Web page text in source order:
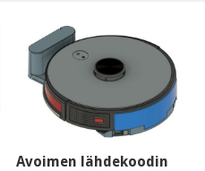
Avoimen lähdekoodin